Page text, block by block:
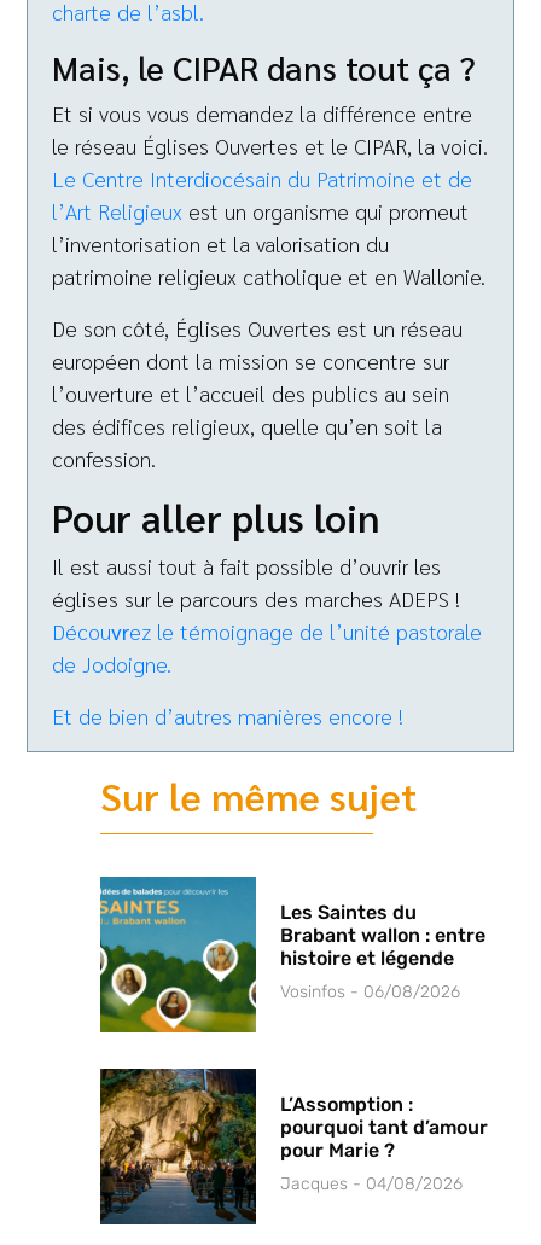
charte de l’asbl.
Mais, le CIPAR dans tout ça ?
Et si vous vous demandez la différence entre
le réseau Églises Ouvertes et le CIPAR, la voici.
Le Centre Interdiocésain du Patrimoine et de
l’Art Religieux est un organisme qui promeut
l’inventorisation et la valorisation du
patrimoine religieux catholique et en Wallonie.
De son côté, Églises Ouvertes est un réseau
européen dont la mission se concentre sur
l’ouverture et l’accueil des publics au sein
des édifices religieux, quelle qu’en soit la
confession.
Pour aller plus loin
Il est aussi tout à fait possible d’ouvrir les
églises sur le parcours des marches ADEPS !
Découvrez le témoignage de l’unité pastorale
de Jodoigne.
Et de bien d’autres manières encore !
Sur le même sujet
Les Saintes du
Brabant wallon : entre
histoire et légende
Vosinfos 06/08/2026
L’Assomption :
pourquoi tant d’amour
pour Marie ?
Jacques 04/08/2026